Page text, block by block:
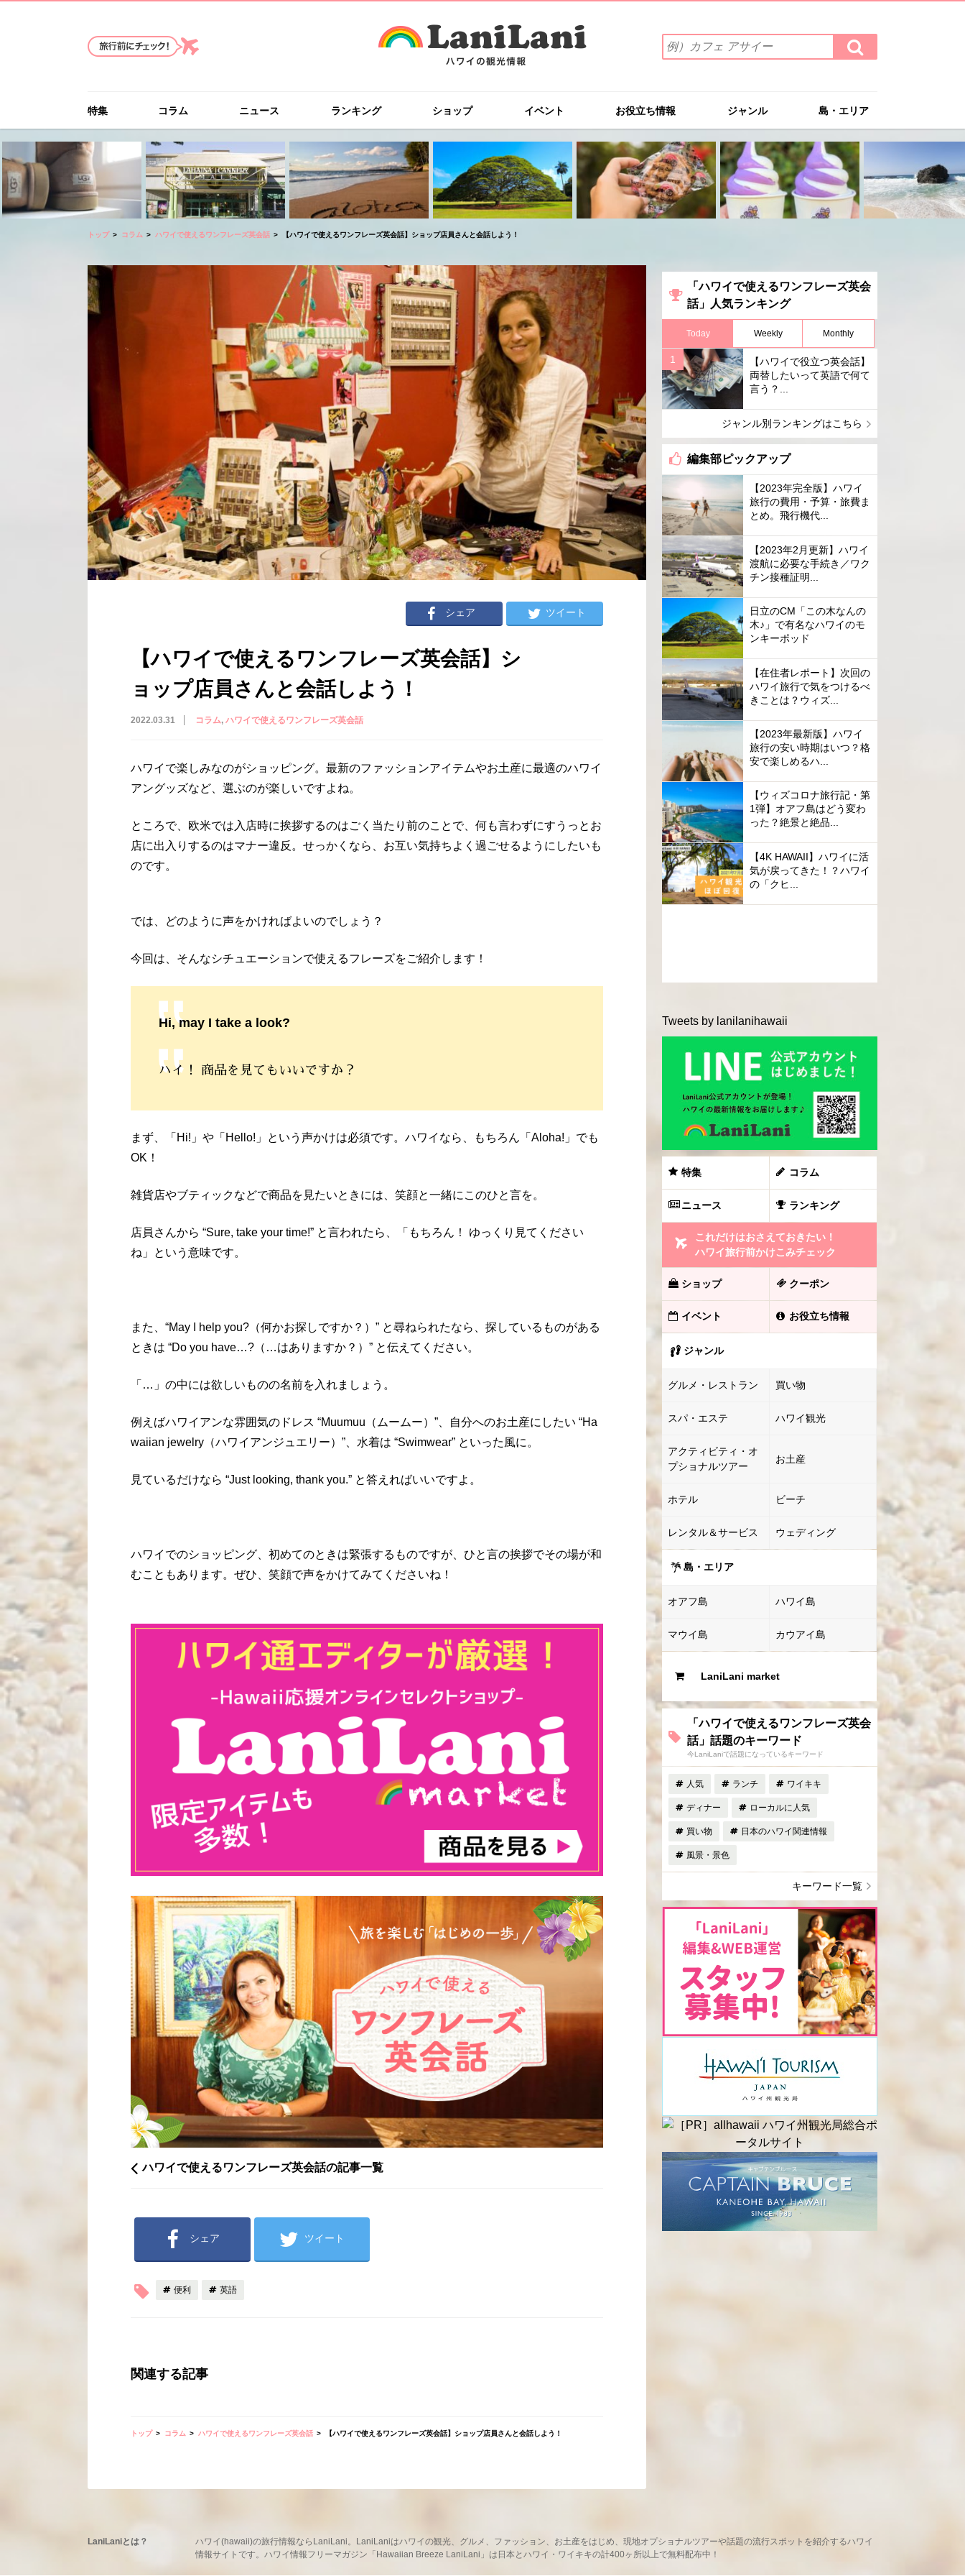
索
ワ
を
入
力
(例）
カ
フ
ェ
イ
ー
検
索
す
特集 コラム ニュース ランキング ショップ イベント お役立ち情報 ジャンル 島・エリア
トップ コラム ハワイで使えるワンフレーズ英会話 【ハワイで使えるワンフレーズ英会話】ショップ店員さんと会話しよう！
シェア ツイート
【ハワイで使えるワンフレーズ英会話】シ
ョップ店員さんと会話しよう！
2022.03.31 コラム ハワイで使えるワンフレーズ英会話
ハワイで楽しみなのがショッピング。最新のファッションアイテムやお土産に最適のハワイ
アングッズなど、選ぶのが楽しいですよね。
ところで、欧米では入店時に挨拶するのはごく当たり前のことで、何も言わずにすうっとお
店に出入りするのはマナー違反。せっかくなら、お互い気持ちよく過ごせるようにしたいも
のです。
では、どのように声をかければよいのでしょう？
今回は、そんなシチュエーションで使えるフレーズをご紹介します！
Hi, may I take a look?
ハイ！ 商品を見てもいいですか？
まず、「Hi!」や「Hello!」という声かけは必須です。ハワイなら、もちろん「Aloha!」でも
OK！
雑貨店やブティックなどで商品を見たいときには、笑顔と一緒にこのひと言を。
店員さんから “Sure, take your time!” と言われたら、「もちろん！ ゆっくり見てください
ね」という意味です。
また、“May I help you?（何かお探しですか？）” と尋ねられたなら、探しているものがある
ときは “Do you have…?（…はありますか？）” と伝えてください。
「…」の中には欲しいものの名前を入れましょう。
例えばハワイアンな雰囲気のドレス “Muumuu（ムームー）”、自分へのお土産にしたい “Ha
waiian jewelry（ハワイアンジュエリー）”、水着は “Swimwear” といった風に。
見ているだけなら “Just looking, thank you.” と答えればいいですよ。
ハワイでのショッピング、初めてのときは緊張するものですが、ひと言の挨拶でその場が和
むこともあります。ぜひ、笑顔で声をかけてみてくださいね！
ハワイで使えるワンフレーズ英会話の記事一覧
シェア ツイート
便利 英語
関連する記事
トップ コラム ハワイで使えるワンフレーズ英会話 【ハワイで使えるワンフレーズ英会話】ショップ店員さんと会話しよう！
「ハワイで使えるワンフレーズ英会
話」人気ランキング
Today Weekly Monthly
【ハワイで役立つ英会話】
両替したいって英語で何て
言う？...
ジャンル別ランキングはこちら
編集部ピックアップ
【2023年完全版】ハワイ
旅行の費用・予算・旅費ま
とめ。飛行機代...
【2023年2月更新】ハワイ
渡航に必要な手続き／ワク
チン接種証明...
日立のCM「この木なんの
木♪」で有名なハワイのモ
ンキーポッド
【在住者レポート】次回の
ハワイ旅行で気をつけるべ
きことは？ウィズ...
【2023年最新版】ハワイ
旅行の安い時期はいつ？格
安で楽しめるハ...
【ウィズコロナ旅行記・第
1弾】オアフ島はどう変わ
った？絶景と絶品...
【4K HAWAII】ハワイに活
気が戻ってきた！？ハワイ
の「クヒ...
Tweets by lanilanihawaii
特集 コラム
ニュース ランキング
これだけはおさえておきたい！
ハワイ旅行前かけこみチェック
ショップ クーポン
イベント お役立ち情報
ジャンル
グルメ・レストラン 買い物
スパ・エステ ハワイ観光
アクティビティ・オ
プショナルツアー
お土産
ホテル ビーチ
レンタル＆サービス ウェディング
島・エリア
オアフ島 ハワイ島
マウイ島 カウアイ島
LaniLani market
「ハワイで使えるワンフレーズ英会
話」話題のキーワード
今LaniLaniで話題になっているキーワード
人気 ランチ ワイキキ
ディナー ローカルに人気
買い物 日本のハワイ関連情報
風景・景色
キーワード一覧
LaniLaniとは？
ハワイ(hawaii)の旅行情報ならLaniLani。LaniLaniはハワイの観光、グルメ、ファッション、お土産をはじめ、現地オプショナルツアーや話題の流行スポットを紹介するハワイ
情報サイトです。ハワイ情報フリーマガジン「Hawaiian Breeze LaniLani」は日本とハワイ・ワイキキの計400ヶ所以上で無料配布中！